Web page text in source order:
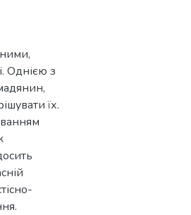
Однією з
їх.